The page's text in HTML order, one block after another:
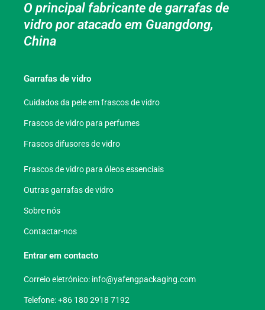
O principal fabricante de garrafas de
vidro por atacado em Guangdong,
China
Garrafas de vidro
Cuidados da pele em frascos de vidro
Frascos de vidro para perfumes
Frascos difusores de vidro
Frascos de vidro para óleos essenciais
Outras garrafas de vidro
Sobre nós
Contactar-nos
Entrar em contacto
Correio eletrónico: info@yafengpackaging.com
Telefone: +86 180 2918 7192